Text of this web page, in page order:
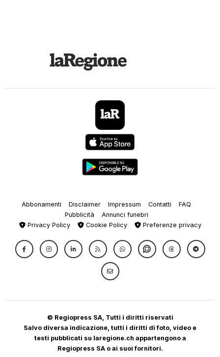
Abbonamenti Disclaimer Impressum Contatti
FAQ
Pubblicità
Annunci funebri
Privacy Policy
Cookie Policy Preferenze privacy
© Regiopress SA, Tutti i diritti riservati
Salvo diversa indicazione, tutti i diritti di foto, video e
testi pubblicati su laregione.ch appartengono a
Regiopress SA o ai suoi fornitori.